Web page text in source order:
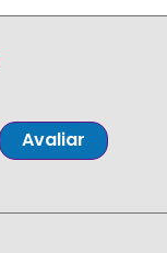
Avaliar